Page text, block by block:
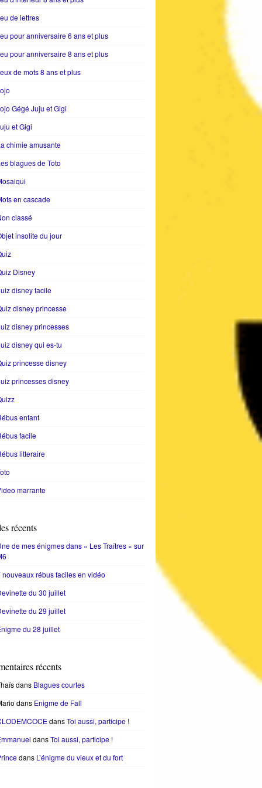
de lettres
pour anniversaire 6 ans et plus
pour anniversaire 8 ans et plus
de mots 8 ans et plus
Gégé Juju et Gigi
et Gigi
chimie amusante
blagues de Toto
en cascade
classé
insolite du jour
Disney
disney facile
disney princesse
disney princesses
disney qui es-tu
princesse disney
princesses disney
enfant
facile
litteraire
marrante
récents
de mes énigmes dans « Les Traîtres » sur
nouveaux rébus faciles en vidéo
du 30 juillet
du 29 juillet
du 28 juillet
récents
dans Blagues courtes
dans Enigme de Fall
dansToi aussi, participe !
dansToi aussi, participe !
dans L’énigme du vieux et du fort